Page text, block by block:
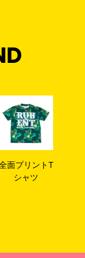
面プリントT
シャツ